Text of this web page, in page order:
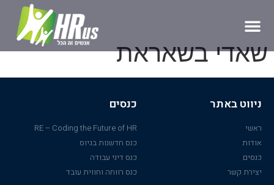
שאדי בשאראת
ניווט באתר
ראשי
אודות
כנסים
יצירת קשר
כנסים
RE – Coding the Future of HR
כנס חדשנות בגיוס
כנס דיני עבודה
כנס רווחה וחווית עובד